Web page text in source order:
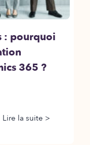
: pourquoi
365 ?
Lire la suite >